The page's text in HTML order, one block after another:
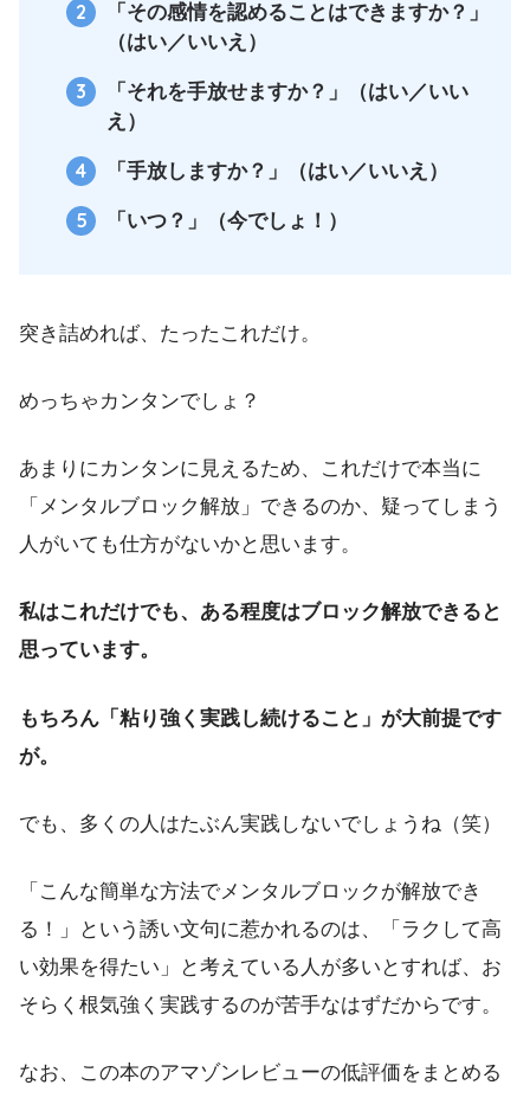
「その感情を認めることはできますか？」
（はい／いいえ）
「それを手放せますか？」（はい／いい
え）
「手放しますか？」（はい／いいえ）
「いつ？」（今でしょ！）
突き詰めれば、たったこれだけ。
めっちゃカンタンでしょ？
あまりにカンタンに見えるため、これだけで本当に
「メンタルブロック解放」できるのか、疑ってしまう
人がいても仕方がないかと思います。
私はこれだけでも、ある程度はブロック解放できると
思っています。
もちろん「粘り強く実践し続けること」が大前提です
が。
でも、多くの人はたぶん実践しないでしょうね（笑）
「こんな簡単な方法でメンタルブロックが解放でき
る！」という誘い文句に惹かれるのは、「ラクして高
い効果を得たい」と考えている人が多いとすれば、お
そらく根気強く実践するのが苦手なはずだからです。
なお、この本のアマゾンレビューの低評価をまとめる